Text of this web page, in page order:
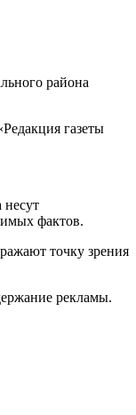
района
газеты
фактов.
точку зрения
рекламы.